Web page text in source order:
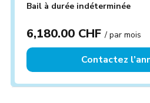
Bail à durée indéterminée
6,180.00 CHF/ par mois
Contactez